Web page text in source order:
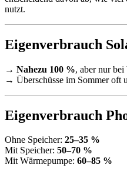
nutzt.
Eigenverbrauch
→ Nahezu 100 %, aber nur bei
→ Überschüsse im Sommer oft
Eigenverbrauch
Ohne Speicher: 25–35 %
Mit Speicher: 50–70 %
Mit Wärmepumpe: 60–85 %